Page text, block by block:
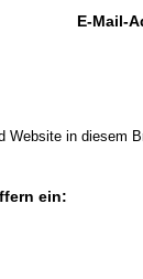
E-Mail-
Website in diesem
ein: